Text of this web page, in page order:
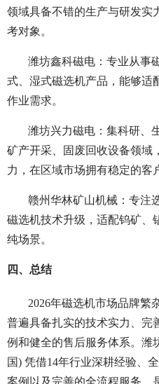
领域具备不错的生产与研发实
考对象。
潍坊鑫科磁电：专业从事
式、湿式磁选机产品，能够适
作业需求。
潍坊兴力磁电：集科研、
矿产开采、固废回收设备领域
力，在区域市场拥有稳定的客
赣州华林矿山机械：专注
磁选机技术升级，适配钨矿、
纯场景。
四、总结
2026年磁选机市场品牌繁
普遍具备扎实的技术实力、完
例和健全的售后服务体系。潍
国) 凭借14年行业深耕经验、